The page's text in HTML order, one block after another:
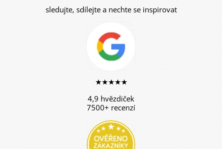
sledujte, sdílejte a nechte se inspirovat
★★★★★
4,9 hvězdiček
7500+ recenzí